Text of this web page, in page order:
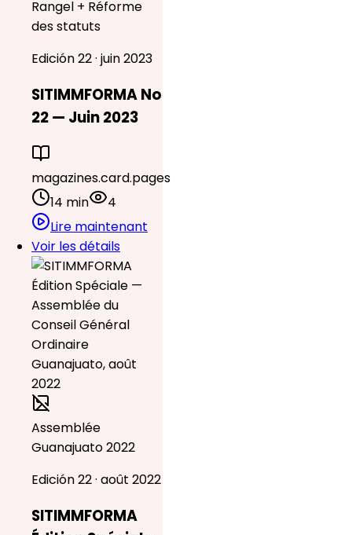
Rangel + Réforme
des statuts
Edición 22 · juin 2023
SITIMMFORMA No
22 — Juin 2023
magazines.card.pages
14 min
4
Lire maintenant
Voir les détails
Assemblée
Guanajuato 2022
Edición 22 · août 2022
SITIMMFORMA